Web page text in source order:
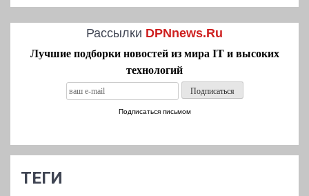
Рассылки DPNnews.Ru
Лучшие подборки новостей из мира IT и высоких
технологий
Подписаться письмом
ТЕГИ